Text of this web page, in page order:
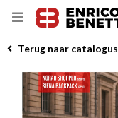
Terug naar catalogus